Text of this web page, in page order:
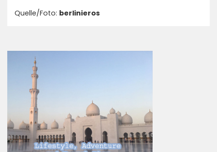
Quelle/Foto: berlinieros